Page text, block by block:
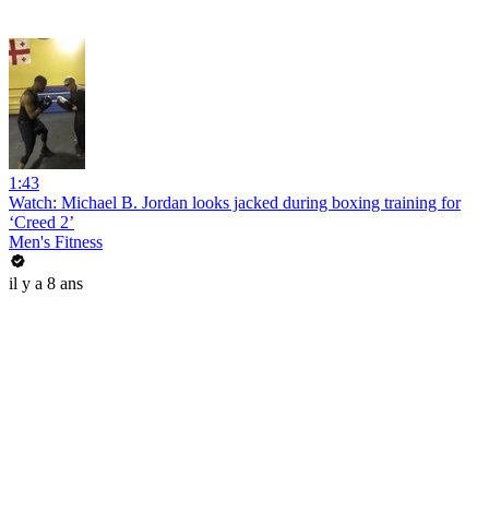
1:43
Watch: Michael B. Jordan looks jacked during boxing training for
‘Creed 2’
Men's Fitness
il y a 8 ans